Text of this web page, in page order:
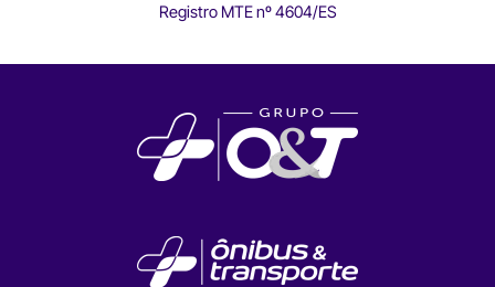
Registro MTE nº 4604/ES